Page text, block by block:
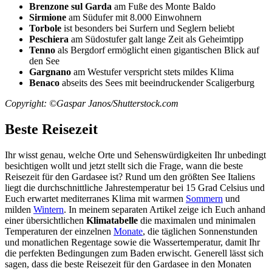
Brenzone sul Garda am Fuße des Monte Baldo
Sirmione am Südufer mit 8.000 Einwohnern
Torbole ist besonders bei Surfern und Seglern beliebt
Peschiera am Südostufer galt lange Zeit als Geheimtipp
Tenno als Bergdorf ermöglicht einen gigantischen Blick auf
den See
Gargnano am Westufer verspricht stets mildes Klima
Benaco abseits des Sees mit beeindruckender Scaligerburg
Copyright: ©Gaspar Janos/Shutterstock.com
Beste Reisezeit
Ihr wisst genau, welche Orte und Sehenswürdigkeiten Ihr unbedingt
besichtigen wollt und jetzt stellt sich die Frage, wann die beste
Reisezeit für den Gardasee ist? Rund um den größten See Italiens
liegt die durchschnittliche Jahrestemperatur bei 15 Grad Celsius und
Euch erwartet mediterranes Klima mit warmen Sommern und
milden Wintern. In meinem separaten Artikel zeige ich Euch anhand
einer übersichtlichen Klimatabelle die maximalen und minimalen
Temperaturen der einzelnen Monate, die täglichen Sonnenstunden
und monatlichen Regentage sowie die Wassertemperatur, damit Ihr
die perfekten Bedingungen zum Baden erwischt. Generell lässt sich
sagen, dass die beste Reisezeit für den Gardasee in den Monaten